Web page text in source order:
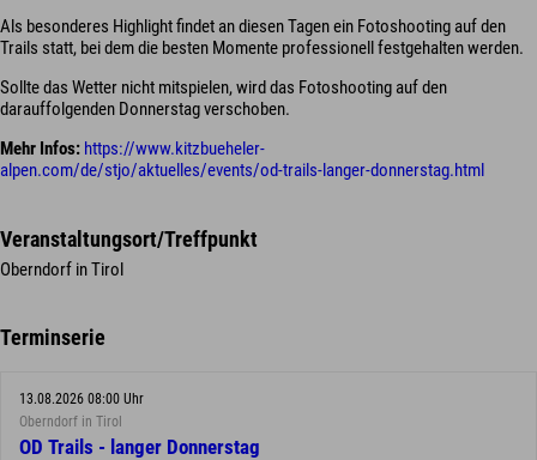
Als besonderes Highlight findet an diesen Tagen ein Fotoshooting auf den
Trails statt, bei dem die besten Momente professionell festgehalten werden.
Sollte das Wetter nicht mitspielen, wird das Fotoshooting auf den
darauffolgenden Donnerstag verschoben.
Mehr Infos: https://www.kitzbueheler-
alpen.com/de/stjo/aktuelles/events/od-trails-langer-donnerstag.html
Veranstaltungsort/Treffpunkt
Oberndorf in Tirol
Terminserie
13.08.2026 08:00 Uhr
Oberndorf in Tirol
OD Trails - langer Donnerstag